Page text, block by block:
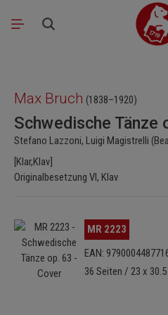
Zum Hauptinhalt springen
Max Bruch (1838–1920)
Schwedische Tänze
Stefano Lazzoni, Luigi Magistrelli
[Klar,Klav]
Originalbesetzung Vl, Klav
Bildergalerie überspringen
MR 2223
EAN:
36 Seiten / 23 x